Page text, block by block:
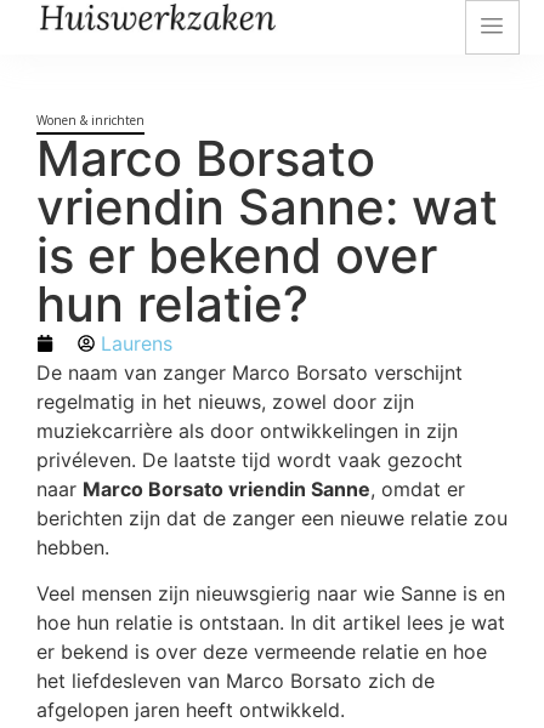
Wonen & inrichten
Marco Borsato
vriendin Sanne: wat
is er bekend over
hun relatie?
Laurens
De naam van zanger Marco Borsato verschijnt
regelmatig in het nieuws, zowel door zijn
muziekcarrière als door ontwikkelingen in zijn
privéleven. De laatste tijd wordt vaak gezocht
naar Marco Borsato vriendin Sanne, omdat er
berichten zijn dat de zanger een nieuwe relatie zou
hebben.
Veel mensen zijn nieuwsgierig naar wie Sanne is en
hoe hun relatie is ontstaan. In dit artikel lees je wat
er bekend is over deze vermeende relatie en hoe
het liefdesleven van Marco Borsato zich de
afgelopen jaren heeft ontwikkeld.